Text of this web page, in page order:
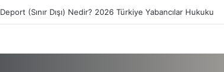
Deport (Sınır Dışı) Nedir? 2026 Türkiye Yabancılar Hukuku